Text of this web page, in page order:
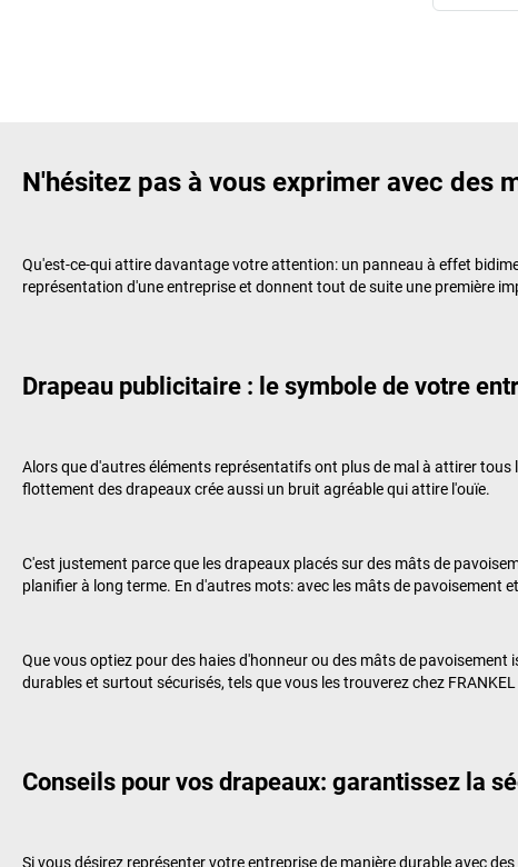
N'hésitez pas à vous exprimer avec des
Qu'est-ce-qui attire davantage votre attention: un panneau à effet
représentation d'une entreprise et donnent tout de suite une première
Drapeau publicitaire : le symbole de votre
Alors que d'autres éléments représentatifs ont plus de mal à attirer
flottement des drapeaux crée aussi un bruit agréable qui attire l'ouïe.
C'est justement parce que les drapeaux placés sur des mâts de
planifier à long terme. En d'autres mots: avec les mâts de pavoisement
Que vous optiez pour des haies d'honneur ou des mâts de pavoisement
durables et surtout sécurisés, tels que vous les trouverez chez
Conseils pour vos drapeaux: garantissez la
Si vous désirez représenter votre entreprise de manière durable avec